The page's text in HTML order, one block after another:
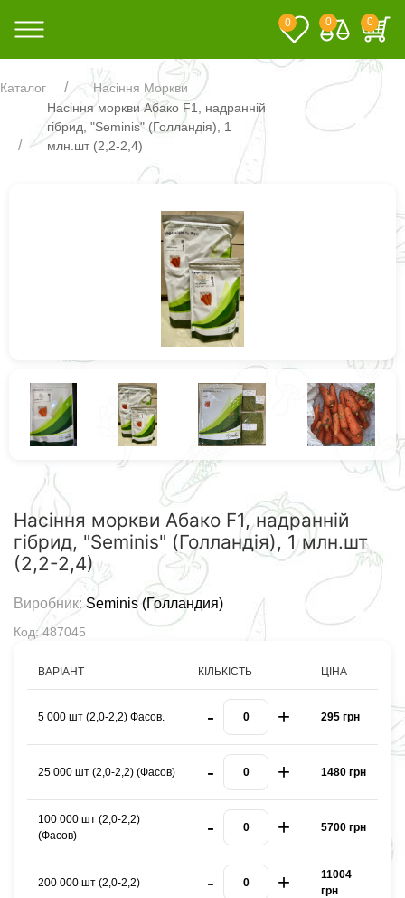
0 0 0
Каталог
Насіння Моркви
Насіння моркви Абако F1, надранній
гібрид, "Seminis" (Голландія), 1
млн.шт (2,2-2,4)
Насіння моркви Абако F1, надранній
гібрид, "Seminis" (Голландія), 1 млн.шт
(2,2-2,4)
Виробник:Seminis (Голландия)
Код: 487045
ВАРІАНТ КІЛЬКІСТЬ ЦІНА
5 000 шт (2,0-2,2) Фасов. - + 295 грн
25 000 шт (2,0-2,2) (Фасов) - + 1480 грн
100 000 шт (2,0-2,2)
(Фасов)
- + 5700 грн
200 000 шт (2,0-2,2) - +
11004
грн